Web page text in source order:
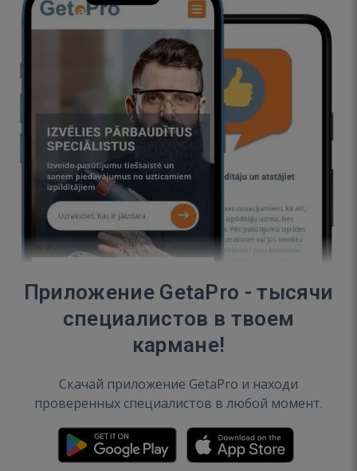
Приложение GetaPro - тысячи
специалистов в твоем
кармане!
Скачай приложение GetaPro и находи
проверенных специалистов в любой момент.